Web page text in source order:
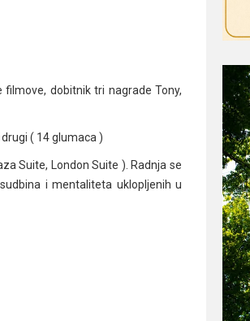
dobitnik tri nagrade Tony,
( 14 glumaca )
Suite, London Suite ). Radnja se
i mentaliteta uklopljenih u